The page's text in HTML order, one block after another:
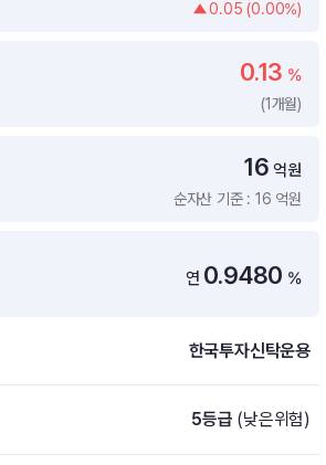
0.05 (0.00%)
0.13 %
(1개월)
16 억원
순자산 기준 : 16 억원
연 0.9480 %
한국투자신탁운용
5등급 (낮은위험)
월배당 · 모으기 · 포트래빗 관리
ETF 랭킹 · ETF 찾기 · 종목찾기